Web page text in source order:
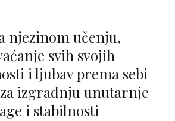
svih svojih
i ljubav prema sebi
izgradnju unutarnje
i stabilnosti